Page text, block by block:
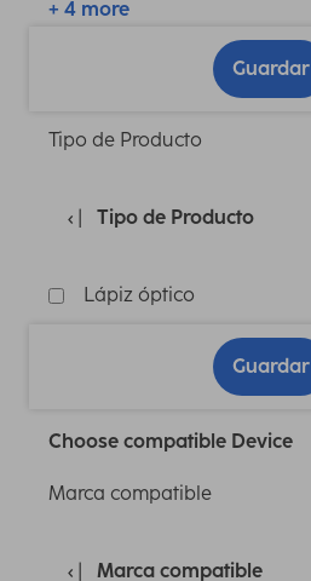
+ 4 more
Guardar
Tipo de Producto
Tipo de Producto
Lápiz óptico
Guardar
Choose compatible Device
Marca compatible
Marca compatible